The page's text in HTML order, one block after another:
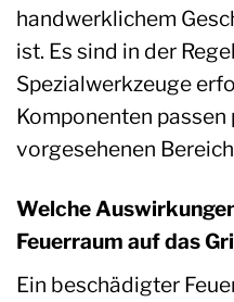
handwerklichem
ist. Es sind in der
Spezialwerkzeuge
Komponenten
vorgesehenen
Welche
Feuerraum auf das
Ein beschädigter